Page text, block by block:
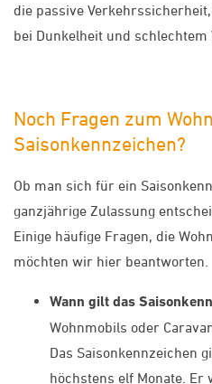
die passive
bei Dunkelheit und schlechtem
Noch Fragen zum
Saisonkennzeichen?
Ob man sich für ein
ganzjährige Zulassung
Einige häufige Fragen, die
möchten wir hier beantworten.
Wann gilt das
Wohnmobils oder
Das Saisonkennzeichen
höchstens elf Monate. Er